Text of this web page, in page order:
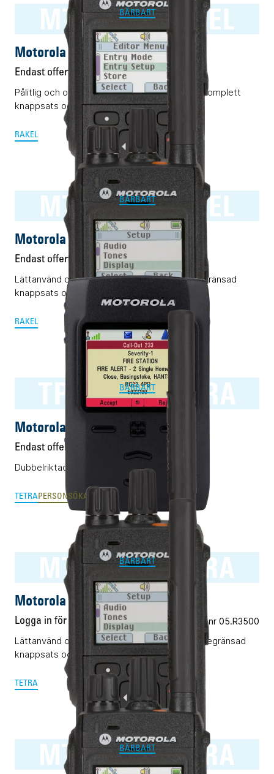
MTP3550 RAKEL
BÄRBART
Motorola MTP3550 RAKEL
Endast offert
Pålitlig och okomplicerad Rakelterminal med komplett
knappsats och display.
RAKEL
MTP3500 RAKEL
BÄRBART
Motorola MTP3500 RAKEL
Endast offert
Lättanvänd och pålitlig Rakelterminal med begränsad
knappsats och display.
RAKEL
TPG2200 TETRA
BÄRBART
Motorola TPG2200 TETRA
Endast offert
Dubbelriktad personsökare för TETRA.
TETRAPERSONSÖKARE
MTP3500 TETRA
BÄRBART
Motorola MTP3500 TETRA
Logga in för pris Vårt art.nr 05.R3500
Lättanvänd och pålitlig TETRA-terminal med begränsad
knappsats och display.
TETRA
MTP3550 TETRA
BÄRBART